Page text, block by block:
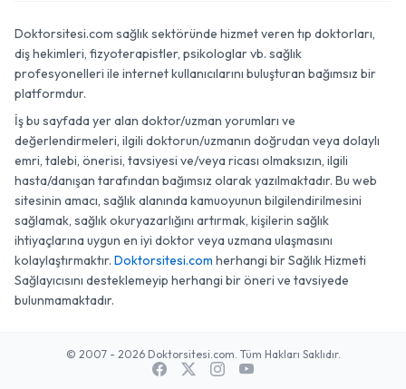
Doktorsitesi.com sağlık sektöründe hizmet veren tıp doktorları,
diş hekimleri, fizyoterapistler, psikologlar vb. sağlık
profesyonelleri ile internet kullanıcılarını buluşturan bağımsız bir
platformdur.
İş bu sayfada yer alan doktor/uzman yorumları ve
değerlendirmeleri, ilgili doktorun/uzmanın doğrudan veya dolaylı
emri, talebi, önerisi, tavsiyesi ve/veya ricası olmaksızın, ilgili
hasta/danışan tarafından bağımsız olarak yazılmaktadır. Bu web
sitesinin amacı, sağlık alanında kamuoyunun bilgilendirilmesini
sağlamak, sağlık okuryazarlığını artırmak, kişilerin sağlık
ihtiyaçlarına uygun en iyi doktor veya uzmana ulaşmasını
kolaylaştırmaktır. Doktorsitesi.com herhangi bir Sağlık Hizmeti
Sağlayıcısını desteklemeyip herhangi bir öneri ve tavsiyede
bulunmamaktadır.
© 2007 - 2026 Doktorsitesi.com. Tüm Hakları Saklıdır.